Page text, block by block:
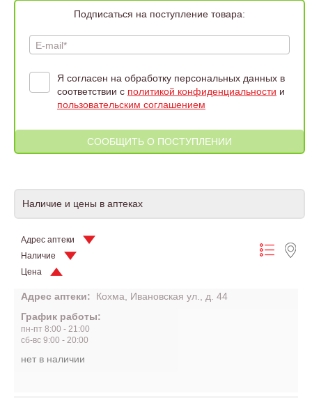
Подписаться на поступление товара:
E-mail*
Я согласен на обработку персональных данных в
соответствии с политикой конфиденциальности и
пользовательским соглашением
Наличие и цены в аптеках
Адрес аптеки
Наличие
Цена
Адрес аптеки:
Кохма, Ивановская ул., д. 44
График работы:
пн-пт 8:00 - 21:00
сб-вс 9:00 - 20:00
нет в наличии